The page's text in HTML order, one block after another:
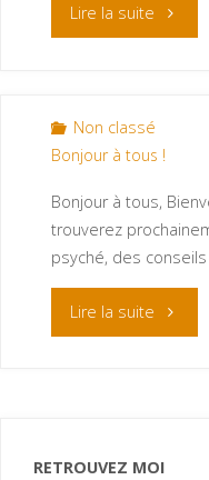
Lire la suite
Non classé
Bonjour à tous !
Bonjour à tous,
trouverez
psyché, des
Lire la suite
RETROUVEZ MOI